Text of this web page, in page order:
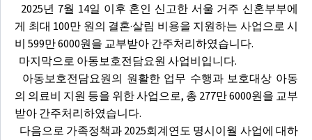
2025년 7월 14일 이후 혼인 신고한 서울 거주 신혼부부에
게 최대 100만 원의 결혼·살림 비용을 지원하는 사업으로 시
비 599만 6000원을 교부받아 간주처리하였습니다.
마지막으로 아동보호전담요원 사업비입니다.
아동보호전담요원의 원활한 업무 수행과 보호대상 아동
의 의료비 지원 등을 위한 사업으로, 총 277만 6000원을 교부
받아 간주처리하였습니다.
다음으로 가족정책과 2025회계연도 명시이월 사업에 대하